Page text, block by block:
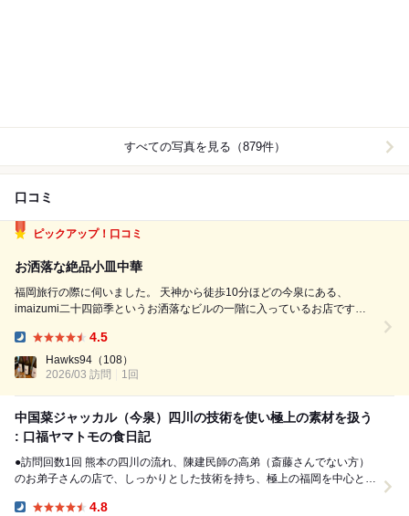
すべての写真を見る（879件）
口コミ
ピックアップ！口コミ
お洒落な絶品小皿中華
福岡旅行の際に伺いました。 天神から徒歩10分ほどの今泉にある、
imaizumi二十四節季というお洒落なビルの一階に入っているお店です。
にコの字のカウンターとテーブル席が配置されています。 ワインと小皿
中華をコンセプトにされて...
4.5
Hawks94 （108）
2026/03 訪問
1回
中国菜ジャッカル（今泉）四川の技術を使い極上の素材を扱う
: 口福ヤマトモの食日記
●訪問回数1回 熊本の四川の流れ、陳建民師の高弟（斎藤さんでない方）
のお弟子さんの店で、しっかりとした技術を持ち、極上の福岡を中心とし
4.8